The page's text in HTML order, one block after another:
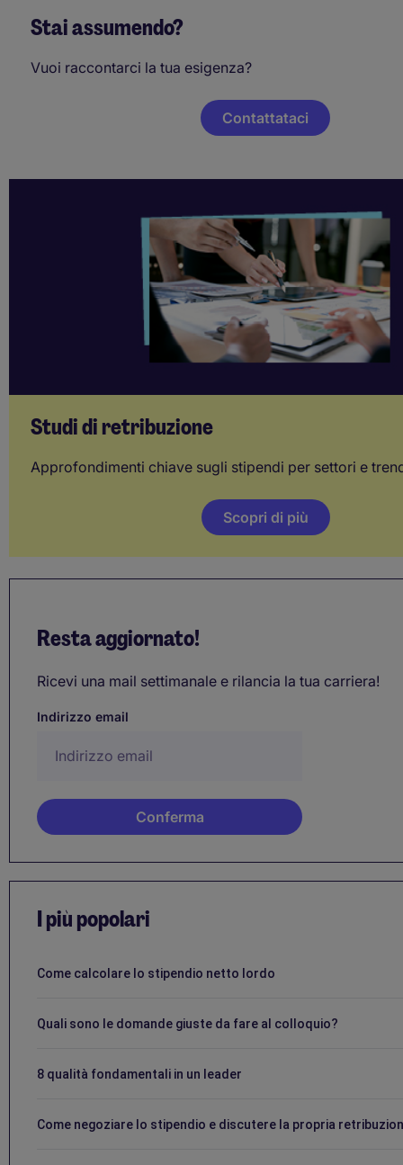
Stai assumendo?
Vuoi raccontarci la tua esigenza?
Contattataci
Studi di retribuzione
Approfondimenti chiave sugli stipendi per settori e
Scopri di più
Resta aggiornato!
Ricevi una mail settimanale e rilancia la tua carriera!
Indirizzo email
I più popolari
Come calcolare lo stipendio netto lordo
Quali sono le domande giuste da fare al colloquio?
8 qualità fondamentali in un leader
Come negoziare lo stipendio e discutere la propria